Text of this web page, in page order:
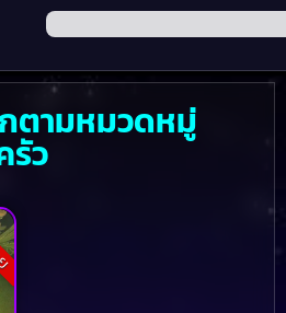
ตามหมวดหมู่
รัว